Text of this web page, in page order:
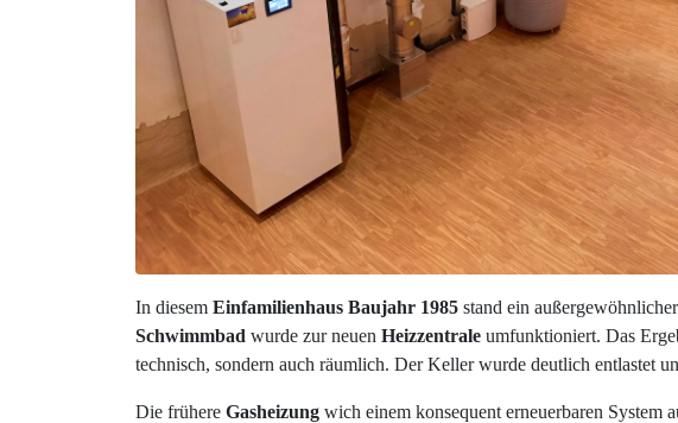
In diesem Einfamilienhaus Baujahr 1985 stand ein
Schwimmbad wurde zur neuen Heizzentrale umfunktioniert. Das
technisch, sondern auch räumlich. Der Keller wurde deutlich entlastet
Die frühere Gasheizung wich einem konsequent erneuerbaren System